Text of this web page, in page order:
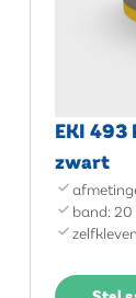
EKI 493
zwart
band: